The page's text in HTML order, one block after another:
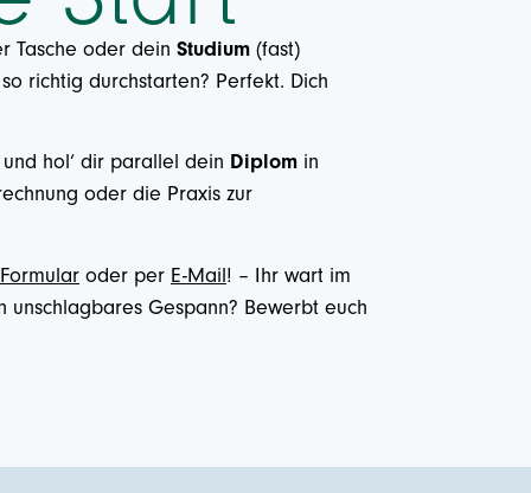
Tasche oder dein Studium (fast)
richtig durchstarten? Perfekt. Dich
hol‘ dir parallel dein Diplom in
oder die Praxis zur
oder per E-Mail! – Ihr wart im
Gespann? Bewerbt euch